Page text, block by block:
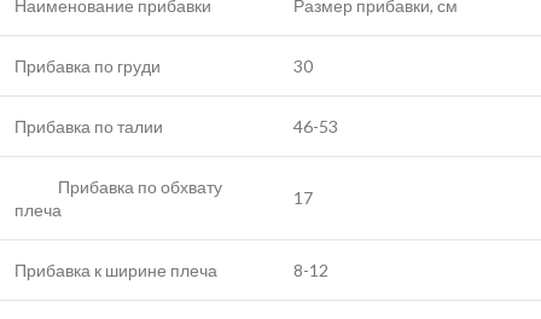
Наименование прибавки Размер прибавки, см
Прибавка по груди 30
Прибавка по талии 46-53
Прибавка по обхвату
плеча
17
Прибавка к ширине плеча 8-12